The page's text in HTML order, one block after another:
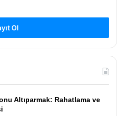
Ol
Altıparmak: Rahatlama ve